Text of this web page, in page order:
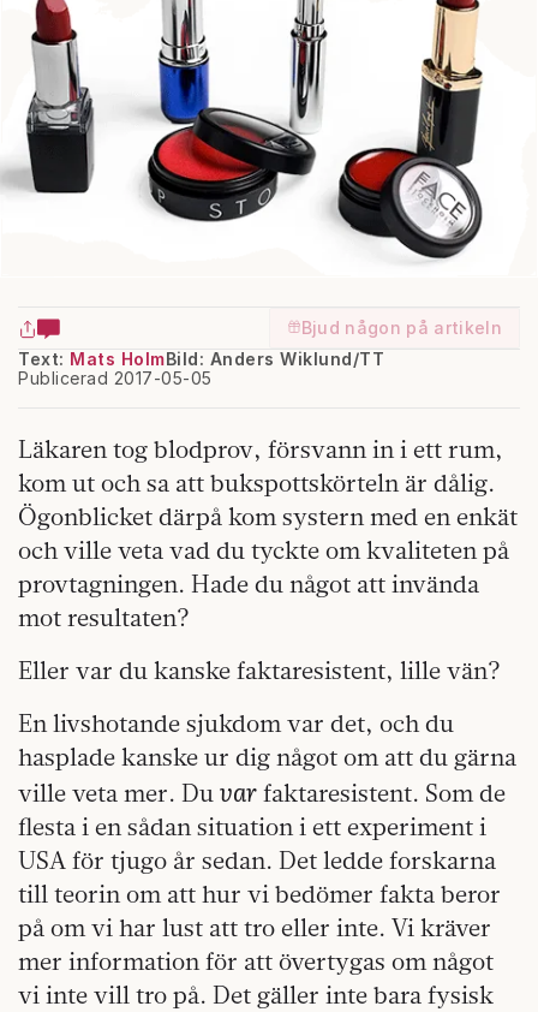
Bjud någon på artikeln
Text: Mats Holm
Publicerad 2017-05-05
Bild: Anders Wiklund/TT
Läkaren tog blodprov, försvann in i ett rum,
kom ut och sa att bukspottskörteln är dålig.
Ögonblicket därpå kom systern med en enkät
och ville veta vad du tyckte om kvaliteten på
provtagningen. Hade du något att invända
mot resultaten?
Eller var du kanske faktaresistent, lille vän?
En livshotande sjukdom var det, och du
hasplade kanske ur dig något om att du gärna
ville veta mer. Du var faktaresistent. Som de
flesta i en sådan situation i ett experiment i
USA för tjugo år sedan. Det ledde forskarna
till teorin om att hur vi bedömer fakta beror
på om vi har lust att tro eller inte. Vi kräver
mer information för att övertygas om något
vi inte vill tro på. Det gäller inte bara fysisk